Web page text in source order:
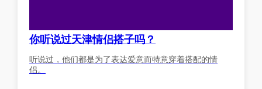
你听说过天津情侣搭子吗？
听说过，他们都是为了表达爱意而特意穿着搭配的情
侣。